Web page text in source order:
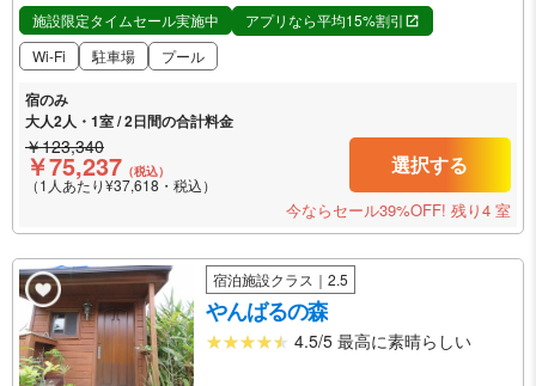
施設限定タイムセール実施中
アプリなら平均15%割引
Wi-Fi
駐車場 プール
宿のみ
大人2人・1室 / 2日間の合計料金
￥123,340
￥75,237 （税込）
（1人あたり¥37,618・税込）
選択する
今ならセール39%OFF! 残り4 室
宿泊施設クラス｜2.5
やんばるの森
4.5/5 最高に素晴らしい